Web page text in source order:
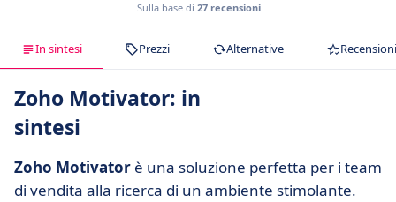
Sulla base di 27 recensioni
In sintesi Prezzi Alternative Recensioni
Zoho Motivator: in
sintesi
Zoho Motivator è una soluzione perfetta per i team
di vendita alla ricerca di un ambiente stimolante.